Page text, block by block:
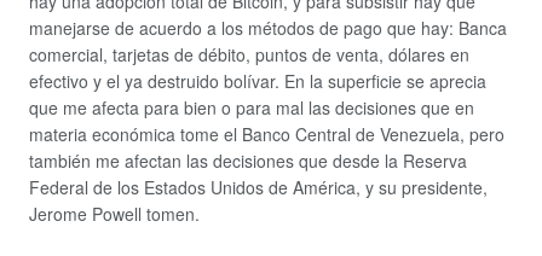
manejarse de acuerdo a los métodos de pago que hay: Banca
comercial, tarjetas de débito, puntos de venta, dólares en
efectivo y el ya destruido bolívar. En la superficie se aprecia
que me afecta para bien o para mal las decisiones que en
materia económica tome el Banco Central de Venezuela, pero
también me afectan las decisiones que desde la Reserva
Federal de los Estados Unidos de América, y su presidente,
Jerome Powell tomen.